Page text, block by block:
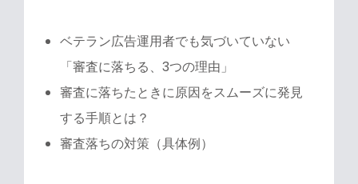
ベテラン広告運用者でも気づいていない
「審査に落ちる、3つの理由」
審査に落ちたときに原因をスムーズに発見
する手順とは？
審査落ちの対策（具体例）